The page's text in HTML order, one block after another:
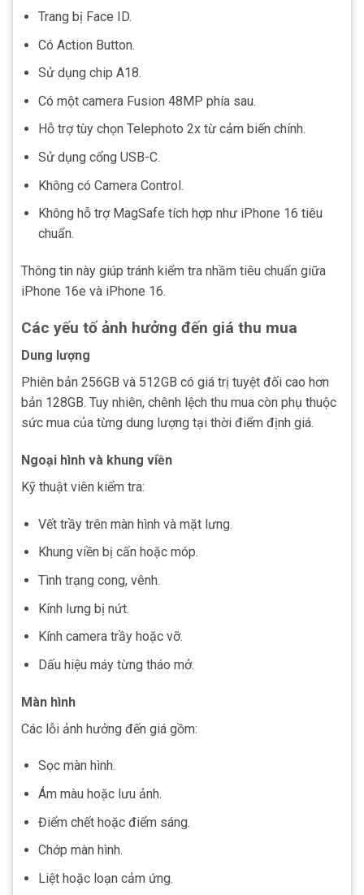
Trang bị Face ID.
Có Action Button.
Sử dụng chip A18.
Có một camera Fusion 48MP phía sau.
Hỗ trợ tùy chọn Telephoto 2x từ cảm biến chính.
Sử dụng cổng USB-C.
Không có Camera Control.
Không hỗ trợ MagSafe tích hợp như iPhone 16 tiêu
chuẩn.
Thông tin này giúp tránh kiểm tra nhầm tiêu chuẩn giữa
iPhone 16e và iPhone 16.
Các yếu tố ảnh hưởng đến giá thu mua
Dung lượng
Phiên bản 256GB và 512GB có giá trị tuyệt đối cao hơn
bản 128GB. Tuy nhiên, chênh lệch thu mua còn phụ thuộc
sức mua của từng dung lượng tại thời điểm định giá.
Ngoại hình và khung viền
Kỹ thuật viên kiểm tra:
Vết trầy trên màn hình và mặt lưng.
Khung viền bị cấn hoặc móp.
Tình trạng cong, vênh.
Kính lưng bị nứt.
Kính camera trầy hoặc vỡ.
Dấu hiệu máy từng tháo mở.
Màn hình
Các lỗi ảnh hưởng đến giá gồm:
Sọc màn hình.
Ám màu hoặc lưu ảnh.
Điểm chết hoặc điểm sáng.
Chớp màn hình.
Liệt hoặc loạn cảm ứng.